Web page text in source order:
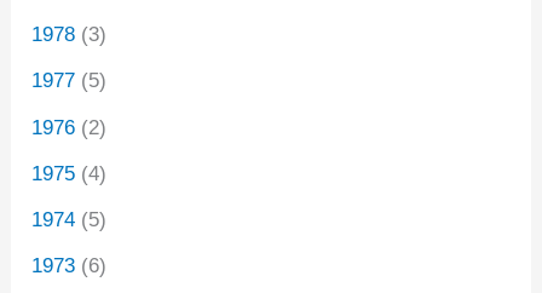
1978 (3)
1977 (5)
1976 (2)
1975 (4)
1974 (5)
1973 (6)